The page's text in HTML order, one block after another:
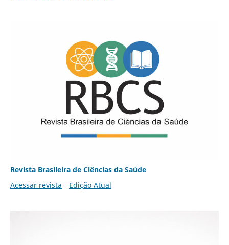
Revista Brasileira de Ciências da Saúde
Acessar revista
Edição Atual